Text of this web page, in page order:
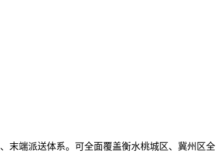
末端派送体系。可全面覆盖衡水桃城区、冀州区全